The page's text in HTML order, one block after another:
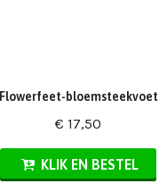
Flowerfeet-bloemsteekvoet
€ 17,50
KLIK EN BESTEL